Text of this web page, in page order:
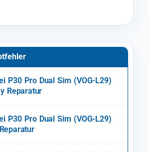
P30 Pro Dual Sim (VOG-L29)
Reparatur
P30 Pro Dual Sim (VOG-L29)